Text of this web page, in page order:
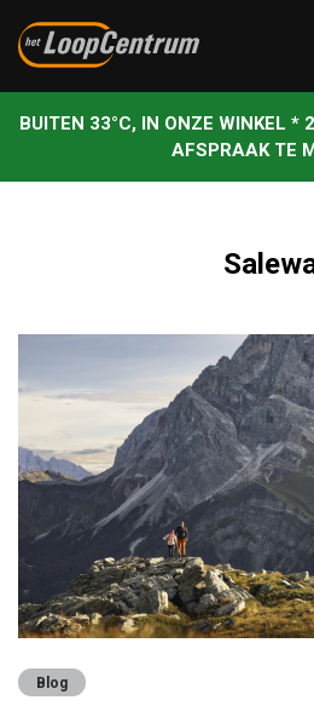
BUITEN 33°C, IN ONZE WINKEL *
AFSPRAAK TE
Blog